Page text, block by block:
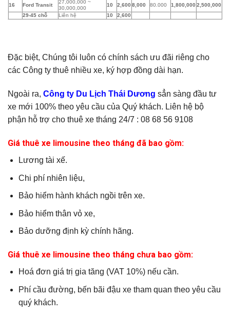
16 Ford Transit
27,000,000 ~
30,000,000
10 2,600 8,000 80.000 1,800,000 2,500,000
29-45 chỗ
Liên hệ 10 2,600
Đặc biệt, Chúng tôi luôn có chính sách ưu đãi riêng cho
các Công ty thuê nhiều xe, ký hợp đồng dài hạn.
Ngoài ra, Công ty Du Lịch Thái Dương sẳn sàng đầu tư
xe mới 100% theo yêu cầu của Quý khách. Liên hệ bộ
phận hỗ trợ cho thuê xe tháng 24/7 : 08 68 56 9108
Giá thuê xe limousine theo tháng đã bao gồm:
Lương tài xế.
Chi phí nhiên liệu,
Bảo hiểm hành khách ngồi trên xe.
Bảo hiểm thân vỏ xe,
Bảo dưỡng định kỳ chính hãng.
Giá thuê xe limousine theo tháng chưa bao gồm:
Hoá đơn giá trị gia tăng (VAT 10%) nếu cần.
Phí cầu đường, bến bãi đậu xe tham quan theo yêu cầu
quý khách.